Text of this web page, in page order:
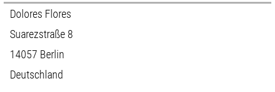
Dolores Flores
Suarezstraße 8
14057 Berlin
Deutschland